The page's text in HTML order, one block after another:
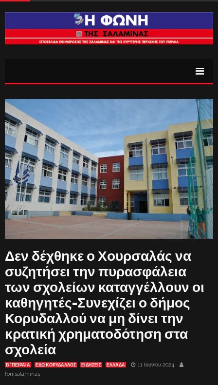
Δεν δέχθηκε ο Χουρσαλάς να
συζητήσει την πυρασφάλεια
των σχολείων καταγγέλλουν οι
καθηγητές-Συνεχίζει ο δήμος
Κορυδαλλού να μη δίνει την
κρατική χρηματοδότηση στα
σχολεία
Β' ΠΕΙΡΑΙΑ ΕΔΩ ΚΟΡΥΔΑΛΛΟΣ ΕΙΔΗΣΕΙΣ ΕΛΛΑΔΑ
11 Ιουνίου 2024
fonisalaminas